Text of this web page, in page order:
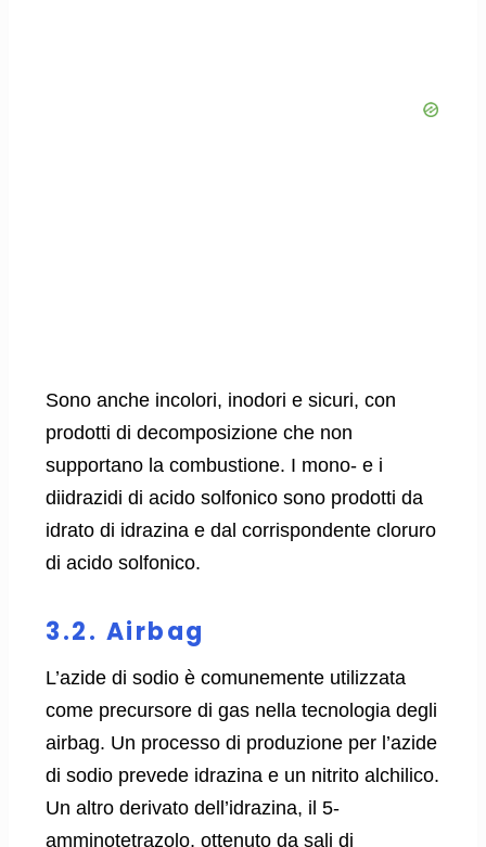
Sono anche incolori, inodori e sicuri, con
prodotti di decomposizione che non
supportano la combustione. I mono- e i
diidrazidi di acido solfonico sono prodotti da
idrato di idrazina e dal corrispondente cloruro
di acido solfonico.
3.2. Airbag
L’azide di sodio è comunemente utilizzata
come precursore di gas nella tecnologia degli
airbag. Un processo di produzione per l’azide
di sodio prevede idrazina e un nitrito alchilico.
Un altro derivato dell’idrazina, il 5-
amminotetrazolo, ottenuto da sali di